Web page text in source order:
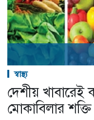
স্বাস্থ্য
দেশীয় খাবারেই
মোকাবিলার শক্তি